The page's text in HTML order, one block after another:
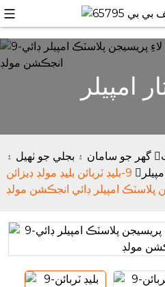
امپيلر
گھر جو سامان ۽ بجلي جو ٺهيل ۽
9-بليڊ ٽربائن بليڊ مولڊ ڊيزائن
پلاسٽڪ امپيلر ڊائي انجڪشن مولڊ